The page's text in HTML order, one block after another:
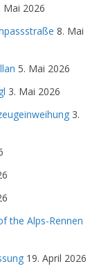
Mai 2026
8. Mai
5. Mai 2026
3. Mai 2026
3.
the Alps-Rennen
19. April 2026